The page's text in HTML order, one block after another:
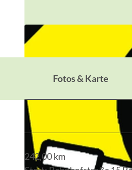
Fotos & Karte
242,00 km